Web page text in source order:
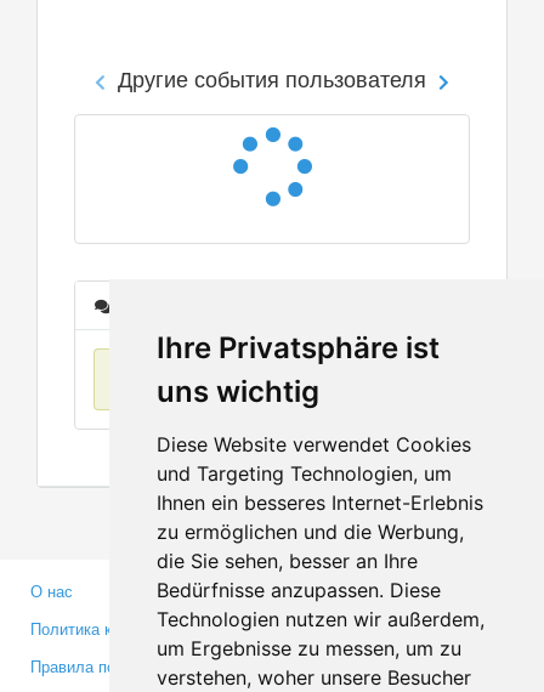
Ihre Privatsphäre ist
uns wichtig
Diese Website verwendet Cookies
und Targeting Technologien, um
Ihnen ein besseres Internet-Erlebnis
zu ermöglichen und die Werbung,
die Sie sehen, besser an Ihre
Bedürfnisse anzupassen. Diese
Technologien nutzen wir außerdem,
um Ergebnisse zu messen, um zu
verstehen, woher unsere Besucher
Другие события пользователя
О нас
Политика конфиденциальности
Правила пользования
Партнерам
Инвесторам